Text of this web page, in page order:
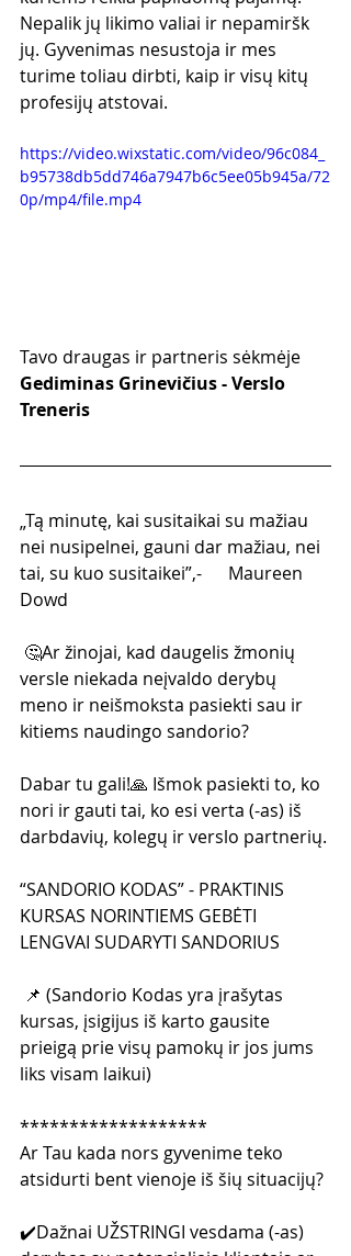
Nepalik jų likimo valiai ir nepamiršk
jų. Gyvenimas nesustoja ir mes
turime toliau dirbti, kaip ir visų kitų
profesijų atstovai.
https://video.wixstatic.com/video/96c084_
b95738db5dd746a7947b6c5ee05b945a/72
0p/mp4/file.mp4
Tavo draugas ir partneris sėkmėje
Gediminas Grinevičius - Verslo
Treneris
„Tą minutę, kai susitaikai su mažiau
nei nusipelnei, gauni dar mažiau, nei
tai, su kuo susitaikei”,-      Maureen
Dowd
🤔Ar žinojai, kad daugelis žmonių
versle niekada neįvaldo derybų
meno ir neišmoksta pasiekti sau ir
kitiems naudingo sandorio?
Dabar tu gali!🙏 Išmok pasiekti to, ko
nori ir gauti tai, ko esi verta (-as) iš
darbdavių, kolegų ir verslo partnerių.
“SANDORIO KODAS” - PRAKTINIS
KURSAS NORINTIEMS GEBĖTI
LENGVAI SUDARYTI SANDORIUS
📌 (Sandorio Kodas yra įrašytas
kursas, įsigijus iš karto gausite
prieigą prie visų pamokų ir jos jums
liks visam laikui)
*******************
Ar Tau kada nors gyvenime teko
atsidurti bent vienoje iš šių situacijų?
✔️Dažnai UŽSTRINGI vesdama (-as)